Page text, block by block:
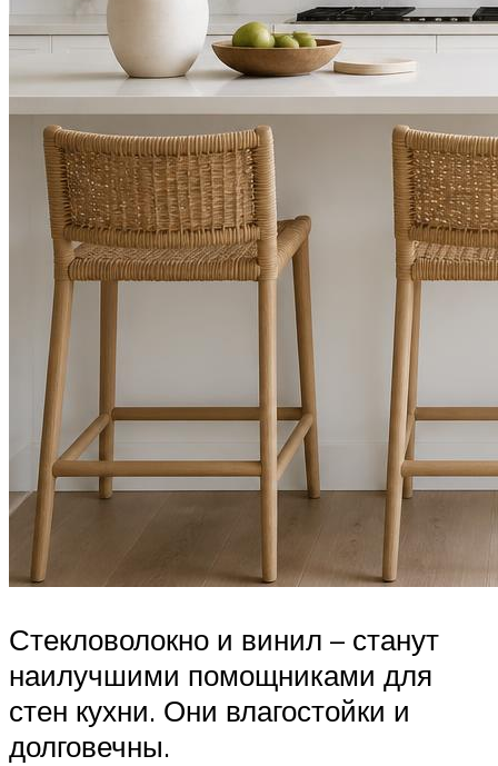
Стекловолокно и винил – станут
наилучшими помощниками для
стен кухни. Они влагостойки и
долговечны.